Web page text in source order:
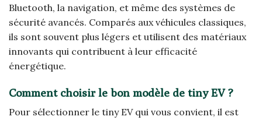
Bluetooth, la navigation, et même des systèmes de
sécurité avancés. Comparés aux véhicules classiques,
ils sont souvent plus légers et utilisent des matériaux
innovants qui contribuent à leur efficacité
énergétique.
Comment choisir le bon modèle de tiny EV ?
Pour sélectionner le tiny EV qui vous convient, il est